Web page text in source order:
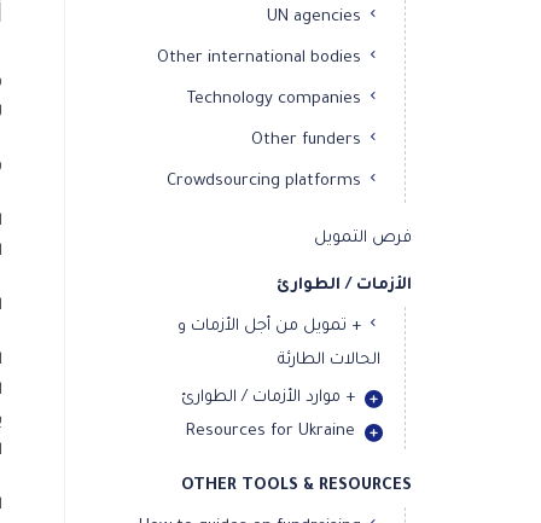
UN agencies
Other international bodies
Technology companies
Other funders
Crowdsourcing platforms
فرص التمويل
الأزمات / الطوارئ
+ تمويل من أجل الأزمات و
الحالات الطارئة
+ موارد الأزمات / الطوارئ
Resources for Ukraine
OTHER TOOLS & RESOURCES